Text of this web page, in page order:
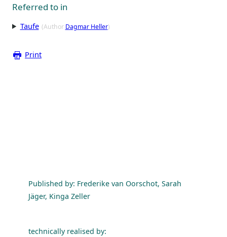
Referred to in
Taufe (Author Dagmar Heller)
Print
Published by: Frederike van Oorschot, Sarah
Jäger, Kinga Zeller
technically realised by: